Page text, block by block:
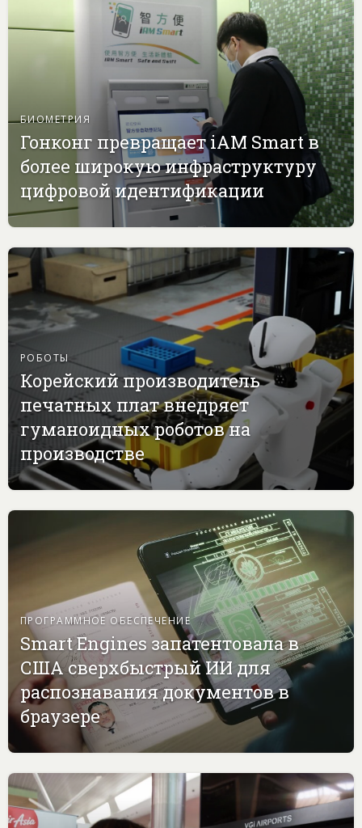
БИОМЕТРИЯ
Гонконг превращает iAM Smart в
более широкую инфраструктуру
цифровой идентификации
РОБОТЫ
Корейский производитель
печатных плат внедряет
гуманоидных роботов на
производстве
ПРОГРАММНОЕ ОБЕСПЕЧЕНИЕ
Smart Engines запатентовала в
США сверхбыстрый ИИ для
распознавания документов в
браузере